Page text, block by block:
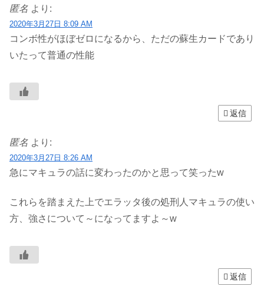
匿名 より:
2020年3月27日 8:09 AM
コンボ性がほぼゼロになるから、ただの蘇生カードであり
いたって普通の性能
返信
匿名 より:
2020年3月27日 8:26 AM
急にマキュラの話に変わったのかと思って笑ったw
これらを踏まえた上でエラッタ後の処刑人マキュラの使い
方、強さについて～になってますよ～w
返信